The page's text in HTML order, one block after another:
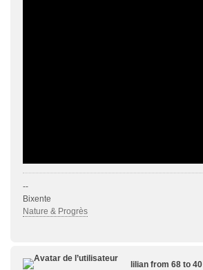
--
Bixente
Nature & Progrès
lilian from 68 to 40